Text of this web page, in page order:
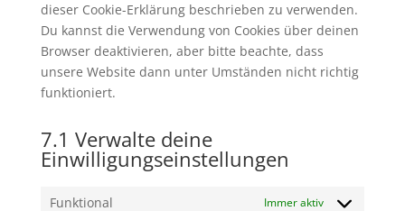
dieser Cookie-Erklärung beschrieben zu verwenden.
Du kannst die Verwendung von Cookies über deinen
Browser deaktivieren, aber bitte beachte, dass
unsere Website dann unter Umständen nicht richtig
funktioniert.
7.1 Verwalte deine
Einwilligungseinstellungen
Funktional Immer aktiv